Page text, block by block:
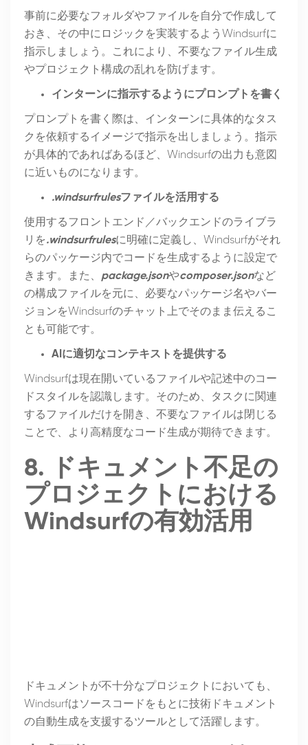
事前に必要なフォルダやファイルを自分で作成して
おき、その中にロジックを実装するようWindsurfに
指示しましょう。これにより、不要なファイル生成
やプロジェクト構成の乱れを防げます。
インターンに指示するようにプロンプトを書く
プロンプトを書く際は、インターンに具体的なタス
クを依頼するイメージで指示を出しましょう。指示
が具体的であればあるほど、Windsurfの出力も意図
に近いものになります。
.windsurfrulesファイルを活用する
使用するフロントエンド／バックエンドのライブラ
リを.windsurfrulesに明確に定義し、Windsurfがそれ
らのパッケージ内でコードを生成するように設定で
きます。また、 package.jsonやcomposer.jsonなど
の構成ファイルを元に、必要なパッケージ名やバー
ジョンをWindsurfのチャット上でそのまま伝えるこ
とも可能です。
AIに適切なコンテキストを提供する
Windsurfは現在開いているファイルや記述中のコー
ドスタイルを認識します。そのため、タスクに関連
するファイルだけを開き、不要なファイルは閉じる
ことで、より高精度なコード生成が期待できます。
8. ドキュメント不足の
プロジェクトにおける
Windsurfの有効活用
ドキュメントが不十分なプロジェクトにおいても、
Windsurfはソースコードをもとに技術ドキュメント
の自動生成を支援するツールとして活躍します。